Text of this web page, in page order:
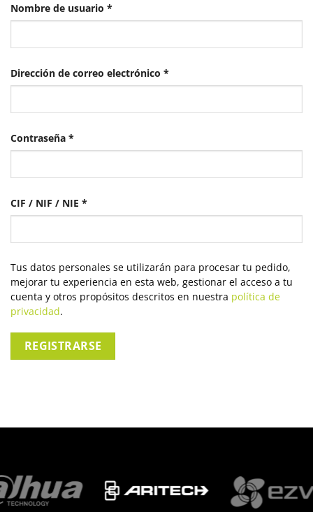
Nombre de usuario *Obligatorio
Dirección de correo electrónico *Obligatorio
Contraseña *Obligatorio
CIF / NIF / NIE *
Tus datos personales se utilizarán para procesar tu pedido,
mejorar tu experiencia en esta web, gestionar el acceso a tu
cuenta y otros propósitos descritos en nuestra política de
privacidad.
REGISTRARSE